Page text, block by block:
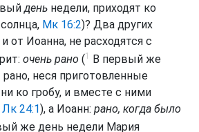
день недели, приходят ко
Мк 16:2)? Два других
от Иоанна, не расходятся с
очень рано (1 В первый же
неся приготовленные
ко гробу, и вместе с ними
Лк 24:1), а Иоанн: рано, когда было
же день недели Мария